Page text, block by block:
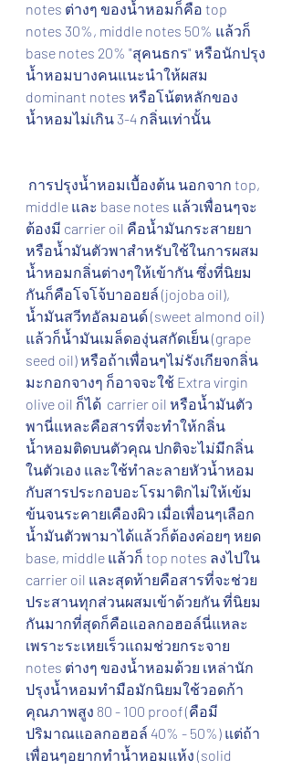
notes ต่างๆ ของน้ำหอมก็คือ top
notes 30%, middle notes 50% แล้วก็
base notes 20% "สุคนธกร" หรือนักปรุง
น้ำหอมบางคนแนะนำให้ผสม
dominant notes หรือโน้ตหลักของ
น้ำหอมไม่เกิน 3-4 กลิ่นเท่านั้น
middle และ base notes แล้วเพื่อนๆจะ
ต้องมี carrier oil คือน้ำมันกระสายยา
หรือน้ำมันตัวพาสำหรับใช้ในการผสม
น้ำหอมกลิ่นต่างๆให้เข้ากัน ซึ่งที่นิยม
กันก็คือโจโจ้บาออยล์ (jojoba oil),
น้ำมันสวีทอัลมอนด์ (sweet almond oil)
แล้วก็น้ำมันเมล็ดองุ่นสกัดเย็น (grape
seed oil) หรือถ้าเพื่อนๆไม่รังเกียจกลิ่น
มะกอกจางๆ ก็อาจจะใช้ Extra virgin
olive oil ก็ได้  carrier oil หรือน้ำมันตัว
พานี่แหละคือสารที่จะทำให้กลิ่น
น้ำหอมติดบนตัวคุณ ปกติจะไม่มีกลิ่น
ในตัวเอง และใช้ทำละลายหัวน้ำหอม
กับสารประกอบอะโรมาติกไม่ให้เข้ม
ข้นจนระคายเคืองผิว เมื่อเพื่อนๆเลือก
น้ำมันตัวพามาได้แล้วก็ต้องค่อยๆ หยด
base, middle แล้วก็ top notes ลงไปใน
carrier oil และสุดท้ายคือสารที่จะช่วย
ประสานทุกส่วนผสมเข้าด้วยกัน ที่นิยม
กันมากที่สุดก็คือแอลกอฮอล์นี่แหละ
เพราะระเหยเร็วแถมช่วยกระจาย
notes ต่างๆ ของน้ำหอมด้วย เหล่านัก
ปรุงน้ำหอมทำมือมักนิยมใช้วอดก้า
คุณภาพสูง 80 - 100 proof (คือมี
ปริมาณแอลกอฮอล์ 40% - 50%) แต่ถ้า
เพื่อนๆอยากทำน้ำหอมแห้ง (solid